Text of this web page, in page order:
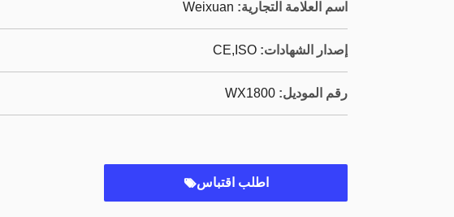
اسم العلامة التجارية: Weixuan
إصدار الشهادات: CE,ISO
رقم الموديل: WX1800
اطلب اقتباس